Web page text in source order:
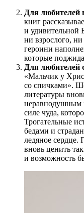
Для любителей
книг
и удивительной
ни взрослого,
героини
которые
Для любителей
«Мальчик у
со спичками».
литературы
неравнодушным
силе чуда,
Трогательные
бедами и
ледяное сердце.
вновь ценить
и возможность